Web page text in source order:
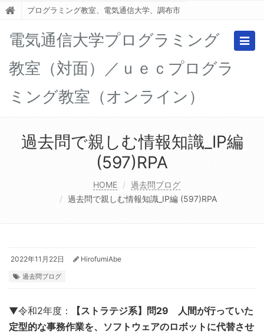
プログラミング教室、電気通信大学、調布市
電気通信大学プログラミング
教室（対面）／ｕｅｃプログラ
ミング教室（オンライン）
過去問で親しむ情報知識_IP編
(597)RPA
HOME
過去問ブログ
過去問で親しむ情報知識_IP編 (597)RPA
2022年11月22日 HirofumiAbe
過去問ブログ
▼令和2年度：
【ストラテジ系】問29 人間が行っていた
定型的な事務作業を、ソフトウェアのロボットに代替させ